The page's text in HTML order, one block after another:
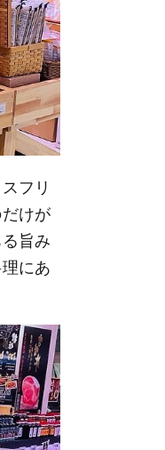
フリ
けが
旨み
にあ